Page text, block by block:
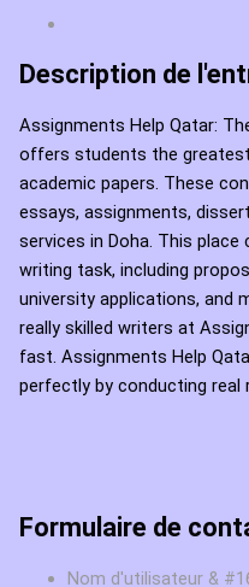
Description de
Assignments Help Qatar:
offers students the
academic papers. These
essays, assignments,
services in Doha. This
writing task, including
university applications, and
really skilled writers at
fast. Assignments Help
perfectly by conducting real
Formulaire de
Nom d'utilisateur &